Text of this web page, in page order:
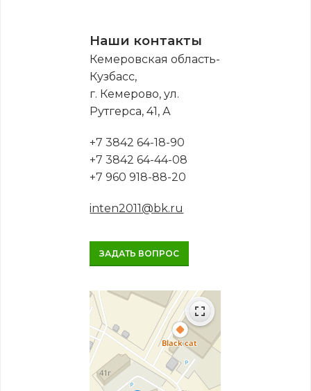
Наши контакты
Кемеровская область-
Кузбасс,
г. Кемерово, ул.
Рутгерса, 41, А
+7 3842 64-18-90
+7 3842 64-44-08
+7 960 918-88-20
inten2011@bk.ru
ЗАДАТЬ ВОПРОС